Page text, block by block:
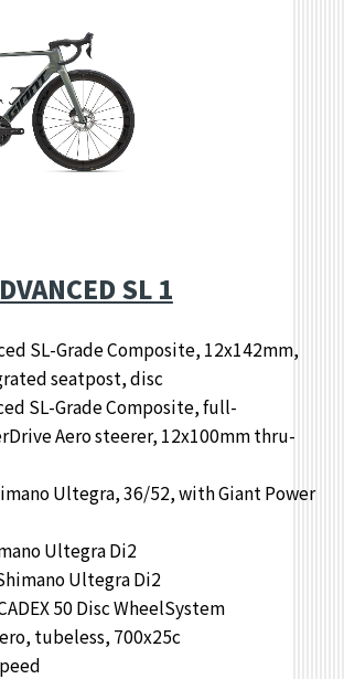
SL 1
SL-Grade Composite, 12x142mm,
seatpost, disc
SL-Grade Composite, full-
Aero steerer, 12x100mm thru-
Ultegra, 36/52, with Giant Power
Ultegra Di2
Shimano Ultegra Di2
50 Disc WheelSystem
tubeless, 700x25c